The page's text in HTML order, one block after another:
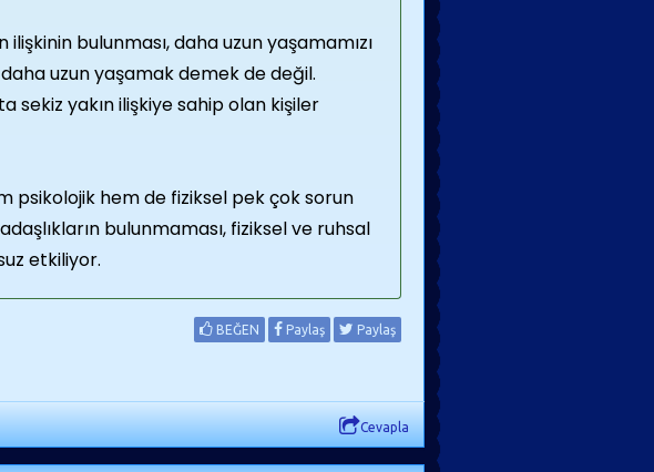
bulunması, daha uzun yaşamamızı
uzun yaşamak demek de değil.
sekiz yakın ilişkiye sahip olan kişiler
psikolojik hem de fiziksel pek çok sorun
bulunmaması, fiziksel ve ruhsal
etkiliyor.
BEĞEN Paylaş Paylaş
Cevapla